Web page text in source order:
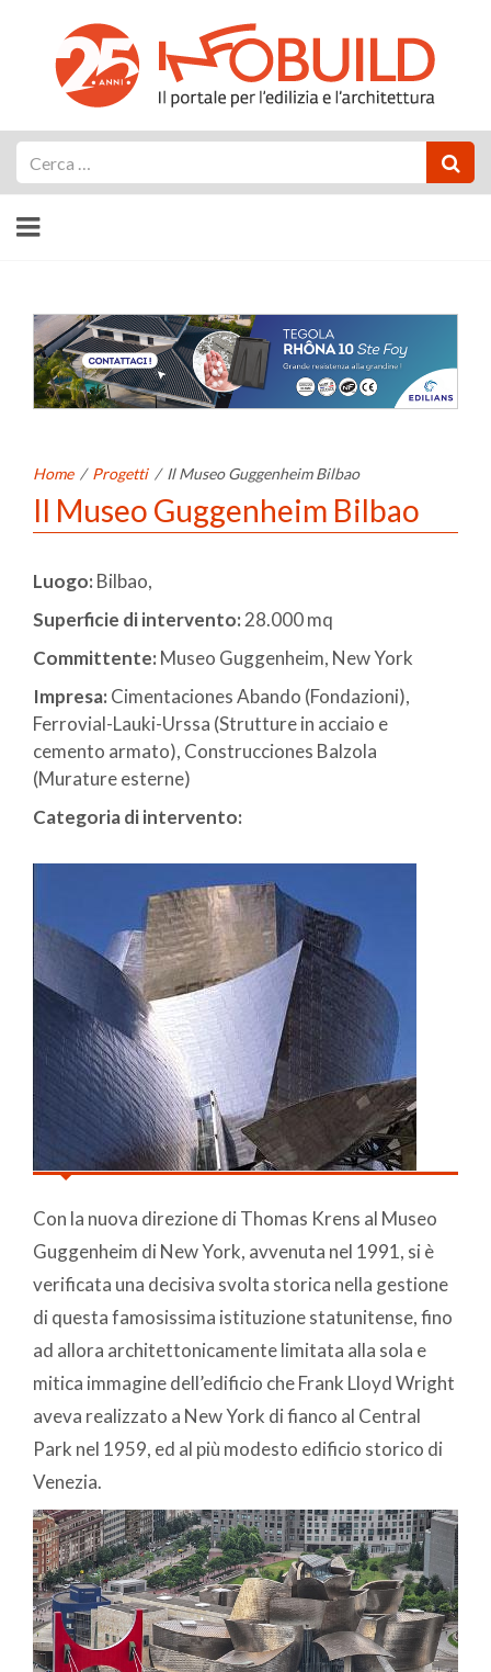
Home / Progetti / Il Museo Guggenheim Bilbao
Il Museo Guggenheim Bilbao
Luogo: Bilbao,
Superficie di intervento: 28.000 mq
Committente: Museo Guggenheim, New York
Impresa: Cimentaciones Abando (Fondazioni),
Ferrovial-Lauki-Urssa (Strutture in acciaio e
cemento armato), Construcciones Balzola
(Murature esterne)
Categoria di intervento:
Con la nuova direzione di Thomas Krens al Museo
Guggenheim di New York, avvenuta nel 1991, si è
verificata una decisiva svolta storica nella gestione
di questa famosissima istituzione statunitense, fino
ad allora architettonicamente limitata alla sola e
mitica immagine dell’edificio che Frank Lloyd Wright
aveva realizzato a New York di fianco al Central
Park nel 1959, ed al più modesto edificio storico di
Venezia.